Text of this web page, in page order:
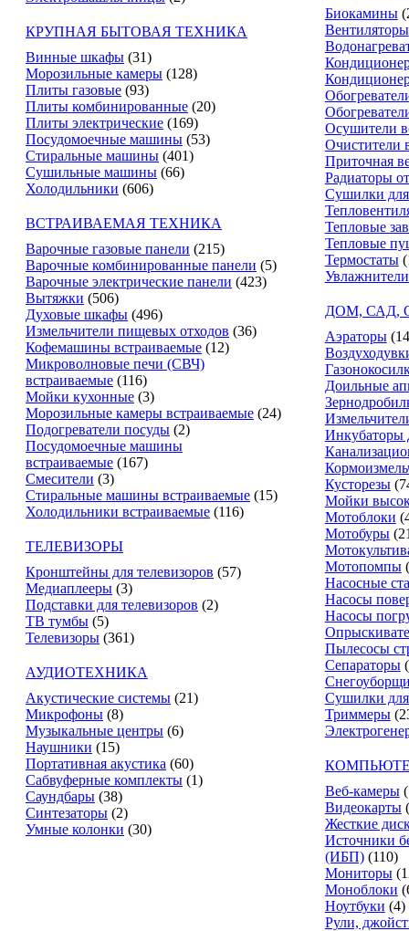
КРУПНАЯ БЫТОВАЯ ТЕХНИКА
Винные шкафы (31)
Морозильные камеры (128)
Плиты газовые (93)
Плиты комбинированные (20)
Плиты электрические (169)
Посудомоечные машины (53)
Стиральные машины (401)
Сушильные машины (66)
Холодильники (606)
ВСТРАИВАЕМАЯ ТЕХНИКА
Варочные газовые панели (215)
Варочные комбинированные панели (5)
Варочные электрические панели (423)
Вытяжки (506)
Духовые шкафы (496)
Измельчители пищевых отходов (36)
Кофемашины встраиваемые (12)
Микроволновые печи (СВЧ)
встраиваемые (116)
Мойки кухонные (3)
Морозильные камеры встраиваемые (24)
Подогреватели посуды (2)
Посудомоечные машины
встраиваемые (167)
Смесители (3)
Стиральные машины встраиваемые (15)
Холодильники встраиваемые (116)
ТЕЛЕВИЗОРЫ
Кронштейны для телевизоров (57)
Медиаплееры (3)
Подставки для телевизоров (2)
ТВ тумбы (5)
Телевизоры (361)
АУДИОТЕХНИКА
Акустические системы (21)
Микрофоны (8)
Музыкальные центры (6)
Наушники (15)
Портативная акустика (60)
Сабвуферные комплекты (1)
Саундбары (38)
Синтезаторы (2)
Умные колонки (30)
Биокамины
Вентиляторы
Осушители
Очистители
Приточная
Радиаторы
Сушилки
Тепловые
Тепловые
Термостаты
ДОМ, САД,
Аэраторы
Доильные
Инкубаторы
Кусторезы
Мойки
Мотоблоки
Мотобуры
Мотопомпы
Насосные
Насосы
Насосы
Пылесосы
Сепараторы
Сушилки
Триммеры
Веб-камеры
Видеокарты
Жесткие
Источники
(ИБП) (110)
Мониторы
Моноблоки
Ноутбуки (4)
Рули,